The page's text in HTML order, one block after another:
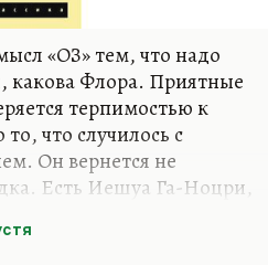
«ОЗ» тем, что надо
какова Флора. Приятные
терпимостью к
что случилось с
Он вернется не
Есть Иешуа Га-Ноцри,
Стругацких) в